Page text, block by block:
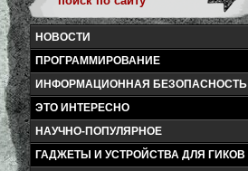
НОВОСТИ
ПРОГРАММИРОВАНИЕ
ИНФОРМАЦИОННАЯ БЕЗОПАСНОСТЬ
ЭТО ИНТЕРЕСНО
НАУЧНО-ПОПУЛЯРНОЕ
ГАДЖЕТЫ И УСТРОЙСТВА ДЛЯ ГИКОВ